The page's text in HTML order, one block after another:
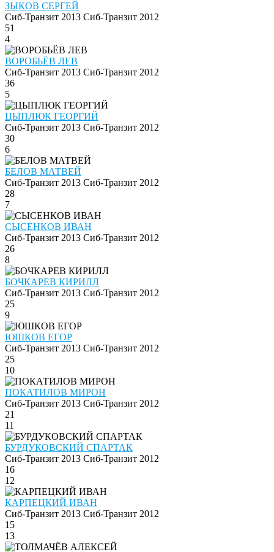
ЗЫКОВ СЕРГЕЙ
Сиб-Транзит 2013 Сиб-Транзит 2012
51
4
ВОРОБЬЁВ ЛЕВ
Сиб-Транзит 2013 Сиб-Транзит 2012
36
5
ЦЫПЛЮК ГЕОРГИЙ
Сиб-Транзит 2013 Сиб-Транзит 2012
30
6
БЕЛОВ МАТВЕЙ
Сиб-Транзит 2013 Сиб-Транзит 2012
28
7
СЫСЕНКОВ ИВАН
Сиб-Транзит 2013 Сиб-Транзит 2012
26
8
БОЧКАРЕВ КИРИЛЛ
Сиб-Транзит 2013 Сиб-Транзит 2012
25
9
ЮШКОВ ЕГОР
Сиб-Транзит 2013 Сиб-Транзит 2012
25
10
ПОКАТИЛОВ МИРОН
Сиб-Транзит 2013 Сиб-Транзит 2012
21
11
БУРДУКОВСКИЙ СПАРТАК
Сиб-Транзит 2013 Сиб-Транзит 2012
16
12
КАРПЕЦКИЙ ИВАН
Сиб-Транзит 2013 Сиб-Транзит 2012
15
13